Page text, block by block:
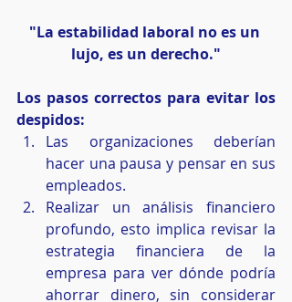
"La estabilidad laboral no es un
lujo, es un derecho."
Los pasos correctos para evitar los
despidos:
Las organizaciones deberían
hacer una pausa y pensar en sus
empleados.
Realizar un análisis financiero
profundo, esto implica revisar la
estrategia financiera de la
empresa para ver dónde podría
ahorrar dinero, sin considerar